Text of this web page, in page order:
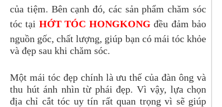
của tiệm. Bên cạnh đó, các sản phẩm chăm sóc
tóc tại HỚT TÓC HONGKONG đều đảm bảo
nguồn gốc, chất lượng, giúp bạn có mái tóc khỏe
và đẹp sau khi chăm sóc.
Một mái tóc đẹp chính là ưu thế của đàn ông và
thu hút ánh nhìn từ phái đẹp. Vì vậy, lựa chọn
địa chỉ cắt tóc uy tín rất quan trọng vì sẽ giúp